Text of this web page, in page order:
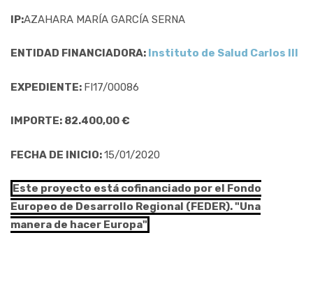
IP:AZAHARA MARÍA GARCÍA SERNA
ENTIDAD FINANCIADORA: Instituto de Salud Carlos III
EXPEDIENTE: FI17/00086
IMPORTE: 82.400,00 €
FECHA DE INICIO:15/01/2020
Este proyecto está cofinanciado por el Fondo
Europeo de Desarrollo Regional (FEDER). "Una
manera de hacer Europa"